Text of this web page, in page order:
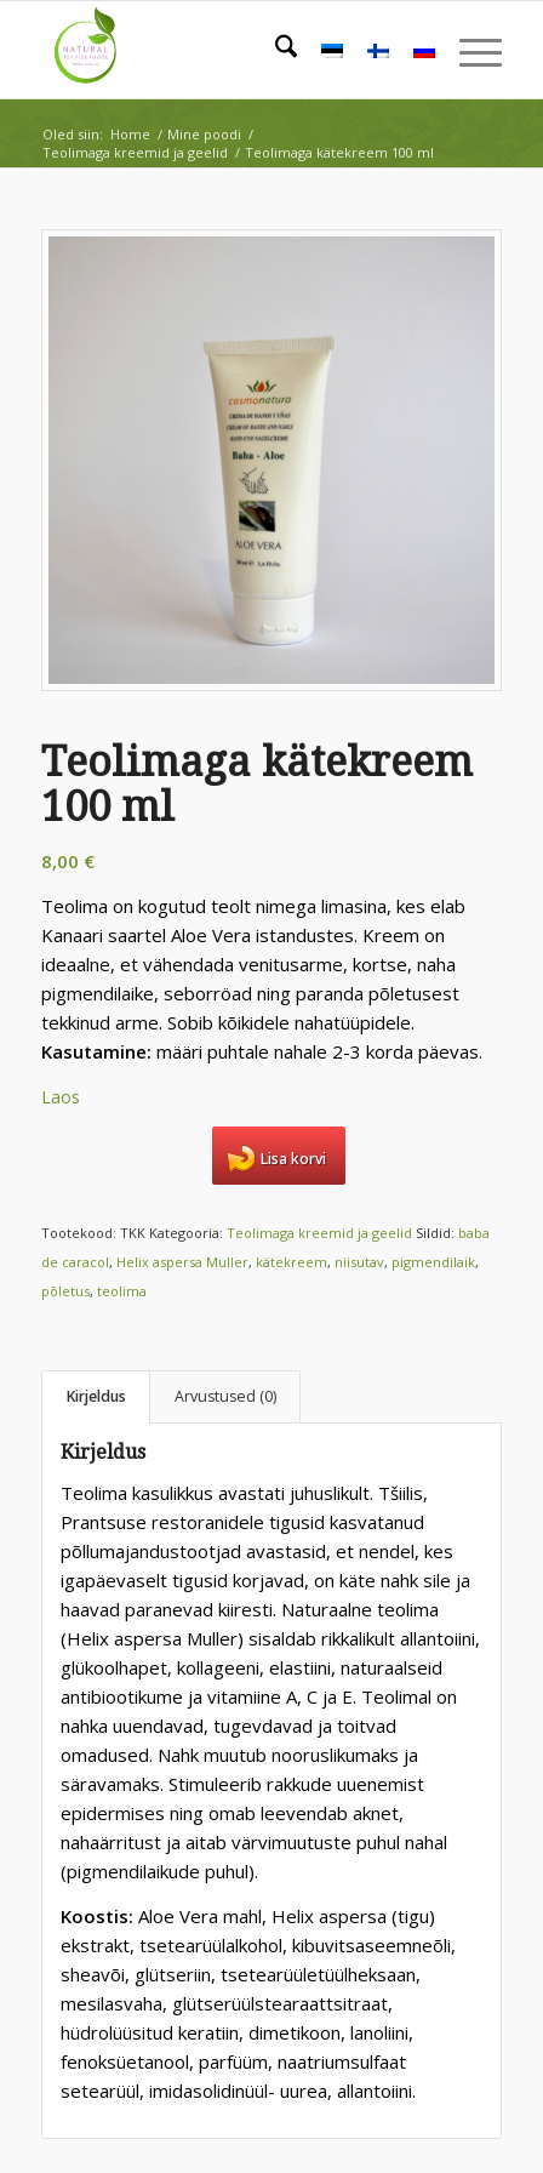
Oled siin: Home / Mine poodi /
Teolimaga kreemid ja geelid / Teolimaga kätekreem 100 ml
Teolimaga kätekreem
100 ml
8,00 €
Teolima on kogutud teolt nimega limasina, kes elab
Kanaari saartel Aloe Vera istandustes. Kreem on
ideaalne, et vähendada venitusarme, kortse, naha
pigmendilaike, seborröad ning paranda põletusest
tekkinud arme. Sobib kõikidele nahatüüpidele.
Kasutamine: määri puhtale nahale 2-3 korda päevas.
Laos
Lisa korvi
Tootekood: TKK Kategooria: Teolimaga kreemid ja geelid Sildid: baba
de caracol, Helix aspersa Muller, kätekreem, niisutav, pigmendilaik,
põletus, teolima
Kirjeldus Arvustused (0)
Kirjeldus
Teolima kasulikkus avastati juhuslikult. Tšiilis,
Prantsuse restoranidele tigusid kasvatanud
põllumajandustootjad avastasid, et nendel, kes
igapäevaselt tigusid korjavad, on käte nahk sile ja
haavad paranevad kiiresti. Naturaalne teolima
(Helix aspersa Muller) sisaldab rikkalikult allantoiini,
glükoolhapet, kollageeni, elastiini, naturaalseid
antibiootikume ja vitamiine A, C ja E. Teolimal on
nahka uuendavad, tugevdavad ja toitvad
omadused. Nahk muutub nooruslikumaks ja
säravamaks. Stimuleerib rakkude uuenemist
epidermises ning omab leevendab aknet,
nahaärritust ja aitab värvimuutuste puhul nahal
(pigmendilaikude puhul).
Koostis: Aloe Vera mahl, Helix aspersa (tigu)
ekstrakt, tsetearüülalkohol, kibuvitsaseemneõli,
sheavõi, glütseriin, tsetearüületüülheksaan,
mesilasvaha, glütserüülstearaattsitraat,
hüdrolüüsitud keratiin, dimetikoon, lanoliini,
fenoksüetanool, parfüüm, naatriumsulfaat
setearüül, imidasolidinüül- uurea, allantoiini.